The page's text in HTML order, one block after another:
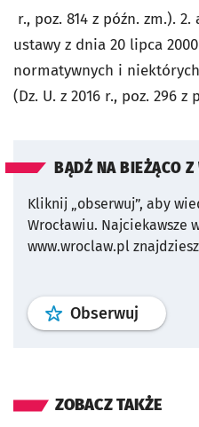
r., poz. 814 z późn. zm.).
ustawy z dnia 20 lipca
normatywnych i
(Dz. U. z 2016 r., poz. 296 z
BĄDŹ NA BIEŻĄCO
Kliknij „obserwuj”, aby
Wrocławiu. Najciekawsze
www.wroclaw.pl
Obserwuj profil
ZOBACZ TAKŻE